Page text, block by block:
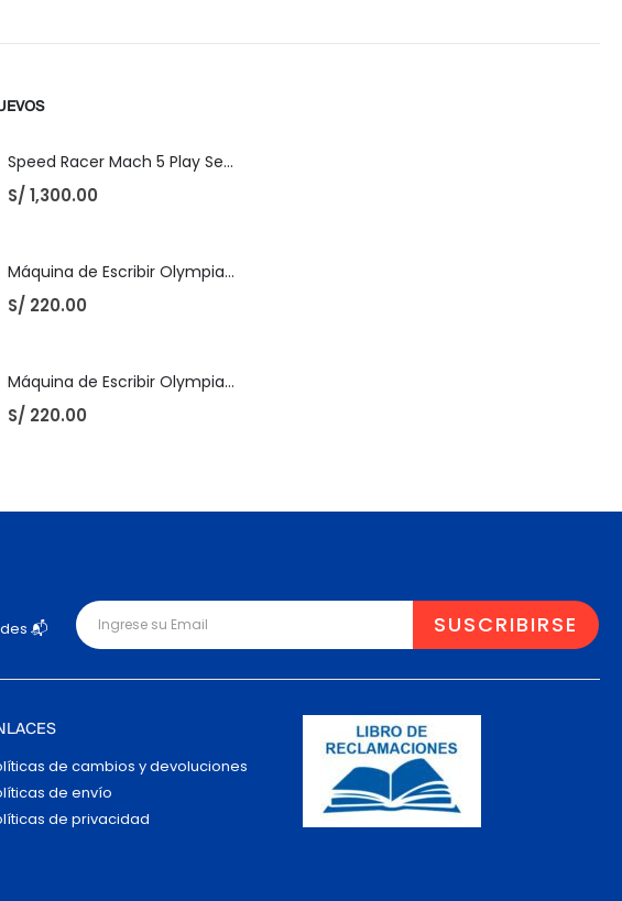
Speed Racer Mach 5 Play Set | ReSaurus 1999 | Meteoro
S/ 1,300.00
Máquina de Escribir Olympia Royal-Brother
S/ 220.00
Máquina de Escribir Olympia Traveller de Luxe
S/ 220.00
📬
de cambios y devoluciones
de envío
de privacidad